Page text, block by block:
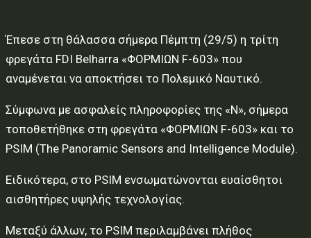
Έπεσε στη θάλασσα σήμερα Πέμπτη (29/5) η τρίτη
φρεγάτα FDI Belharra «ΦΟΡΜΙΩΝ F-603» που
αναμένεται να αποκτήσει το Πολεμικό Ναυτικό.
Σύμφωνα με ασφαλείς πληροφορίες της «Ν», σήμερα
τοποθετήθηκε στη φρεγάτα «ΦΟΡΜΙΩΝ F-603» και το
PSIM (The Panoramic Sensors and Intelligence Module).
Ειδικότερα, στο PSIM ενσωματώνονται ευαίσθητοι
αισθητήρες υψηλής τεχνολογίας.
Μεταξύ άλλων, το PSIM περιλαμβάνει πλήθος